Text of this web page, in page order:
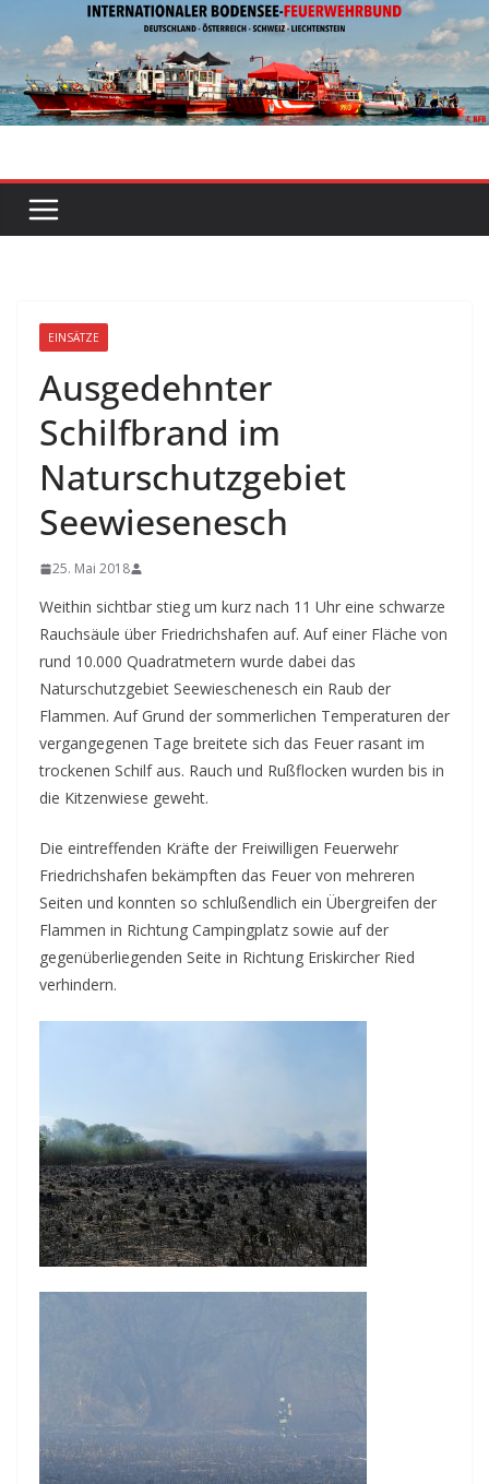
Inhalt
springen
EINSÄTZE
Ausgedehnter
Schilfbrand im
Naturschutzgebiet
Seewiesenesch
25. Mai 2018
Weithin sichtbar stieg um kurz nach 11 Uhr eine schwarze
Rauchsäule über Friedrichshafen auf. Auf einer Fläche von
rund 10.000 Quadratmetern wurde dabei das
Naturschutzgebiet Seewieschenesch ein Raub der
Flammen. Auf Grund der sommerlichen Temperaturen der
vergangegenen Tage breitete sich das Feuer rasant im
trockenen Schilf aus. Rauch und Rußflocken wurden bis in
die Kitzenwiese geweht.
Die eintreffenden Kräfte der Freiwilligen Feuerwehr
Friedrichshafen bekämpften das Feuer von mehreren
Seiten und konnten so schlußendlich ein Übergreifen der
Flammen in Richtung Campingplatz sowie auf der
gegenüberliegenden Seite in Richtung Eriskircher Ried
verhindern.